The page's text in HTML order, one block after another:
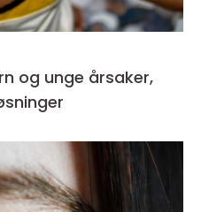
årsaker,